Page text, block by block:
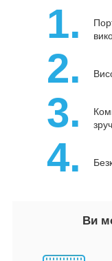
1.
2.
3.
4.
Ви